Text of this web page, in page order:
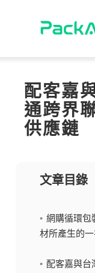
配客嘉
通跨界
供應鏈
文章目錄
網購循環包
材所產生的
配客嘉與台